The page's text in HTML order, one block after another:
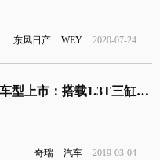
东风日产 WEY 2020-07-24
迈锐宝XL新车型上市：搭载1.3T三缸发动机，售价15.49-17.49万元
奇瑞 汽车 2019-03-04